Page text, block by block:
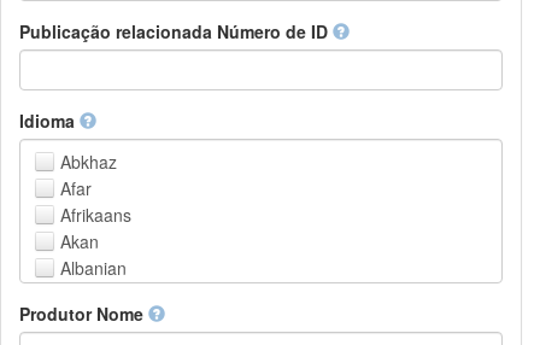
handle
issn
istc
lissn
lsid
pmid
purl
upc
url
urn
DASH-NRS
Publicação relacionada Número de ID
Idioma
Abkhaz
Afar
Afrikaans
Akan
Albanian
Arabic
Produtor Nome